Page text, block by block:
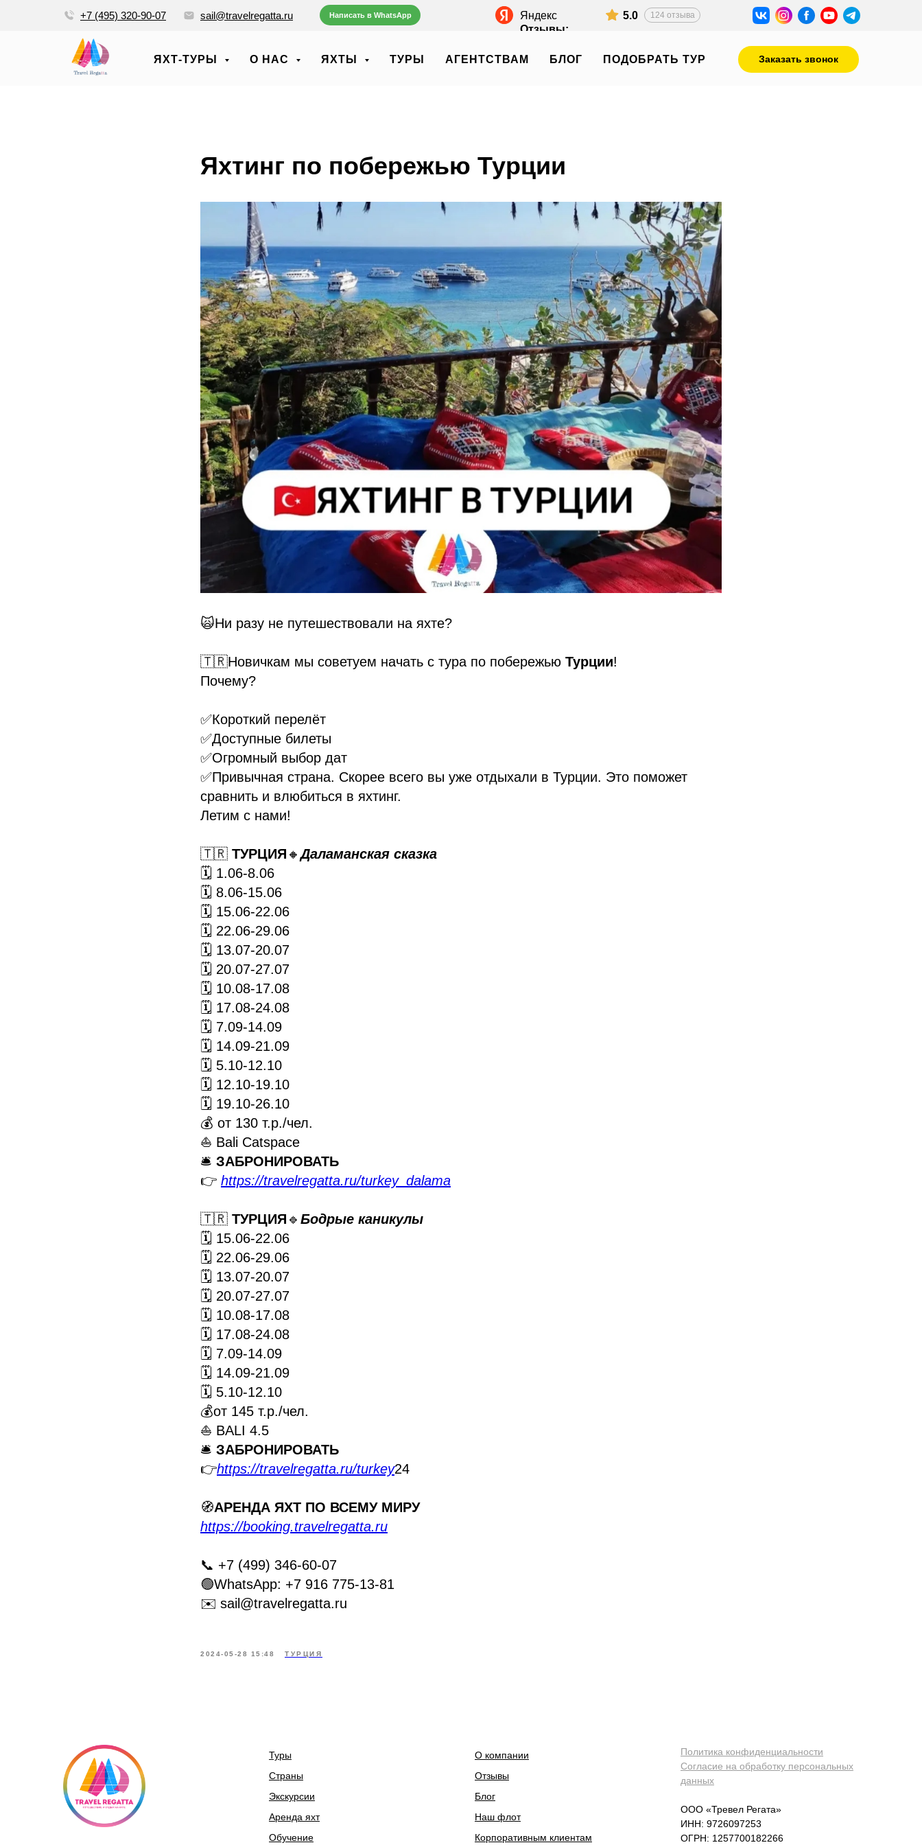
+7 (495) 320-90-07 sail@travelregatta.ru Написать в WhatsApp
Яндекс
Отзывы:
5.0 124 отзыва
ЯХТ-ТУРЫ О НАС ЯХТЫ ТУРЫ АГЕНТСТВАМ БЛОГ ПОДОБРАТЬ ТУР Заказать звонок
Яхтинг по побережью Турции
🙀Ни разу не путешествовали на яхте?
🇹🇷Новичкам мы советуем начать с тура по побережью Турции!
Почему?
✅Короткий перелёт
✅Доступные билеты
✅Огромный выбор дат
✅Привычная страна. Скорее всего вы уже отдыхали в Турции. Это поможет
сравнить и влюбиться в яхтинг.
Летим с нами!
🇹🇷 ТУРЦИЯ🔸Даламанская сказка
🗓 1.06-8.06
🗓 8.06-15.06
🗓 15.06-22.06
🗓 22.06-29.06
🗓 13.07-20.07
🗓 20.07-27.07
🗓 10.08-17.08
🗓 17.08-24.08
🗓 7.09-14.09
🗓 14.09-21.09
🗓 5.10-12.10
🗓 12.10-19.10
🗓 19.10-26.10
💰 от 130 т.р./чел.
⛵ Bali Catspace
🛎️ ЗАБРОНИРОВАТЬ
👉 https://travelregatta.ru/turkey_dalama
🇹🇷 ТУРЦИЯ🔹 Бодрые каникулы
🗓 15.06-22.06
🗓 22.06-29.06
🗓 13.07-20.07
🗓 20.07-27.07
🗓 10.08-17.08
🗓 17.08-24.08
🗓 7.09-14.09
🗓 14.09-21.09
🗓 5.10-12.10
💰от 145 т.р./чел.
⛵ BALI 4.5
🛎️ ЗАБРОНИРОВАТЬ
👉https://travelregatta.ru/turkey24
🧭АРЕНДА ЯХТ ПО ВСЕМУ МИРУ
https://booking.travelregatta.ru
📞 +7 (499) 346-60-07
🟢WhatsApp: +7 916 775‑13‑81
✉️ sail@travelregatta.ru
2024-05-28 15:48 ТУРЦИЯ
Туры
Страны
Экскурсии
Аренда яхт
Обучение
О компании
Отзывы
Блог
Наш флот
Корпоративным клиентам
Политика конфиденциальности
Согласие на обработку персональных
данных
ООО «Тревел Регата»
ИНН: 9726097253
ОГРН: 1257700182266